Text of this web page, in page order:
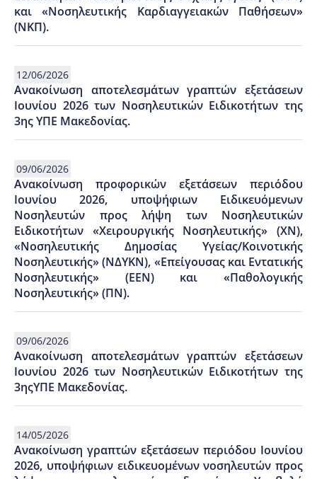
και «Νοσηλευτικής Καρδιαγγειακών Παθήσεων»
(ΝΚΠ).
12/06/2026
Ανακοίνωση αποτελεσμάτων γραπτών εξετάσεων
Ιουνίου 2026 των Νοσηλευτικών Ειδικοτήτων της
3ης ΥΠΕ Μακεδονίας.
09/06/2026
Ανακοίνωση προφορικών εξετάσεων περιόδου
Ιουνίου 2026, υποψήφιων Ειδικευόμενων
Νοσηλευτών προς λήψη των Νοσηλευτικών
Ειδικοτήτων «Χειρουργικής Νοσηλευτικής» (ΧΝ),
«Νοσηλευτικής Δημοσίας Υγείας/Κοινοτικής
Νοσηλευτικής» (ΝΔΥΚΝ), «Επείγουσας και Εντατικής
Νοσηλευτικής» (ΕΕΝ) και «Παθολογικής
Νοσηλευτικής» (ΠΝ).
09/06/2026
Ανακοίνωση αποτελεσμάτων γραπτών εξετάσεων
Ιουνίου 2026 των Νοσηλευτικών Ειδικοτήτων της
3ηςΥΠΕ Μακεδονίας.
14/05/2026
Ανακοίνωση γραπτών εξετάσεων περιόδου Ιουνίου
2026, υποψήφιων ειδικευομένων νοσηλευτών προς